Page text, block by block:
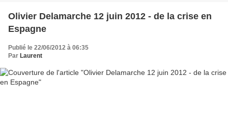
Olivier Delamarche 12 juin 2012 - de la crise en
Espagne
Publié le 22/06/2012 à 06:35
Par Laurent